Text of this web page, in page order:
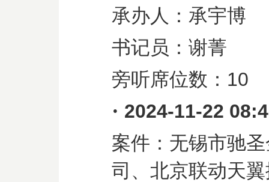
承办人：承宇博
书记员：谢菁
旁听席位数： 10
· 2024-11-22
案件：无锡市驰
司、北京联动天